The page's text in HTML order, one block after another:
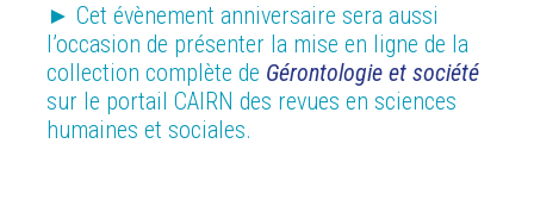
► Cet évènement anniversaire sera aussi
l’occasion de présenter la mise en ligne de la
collection complète de Gérontologie et société
sur le portail CAIRN des revues en sciences
humaines et sociales.